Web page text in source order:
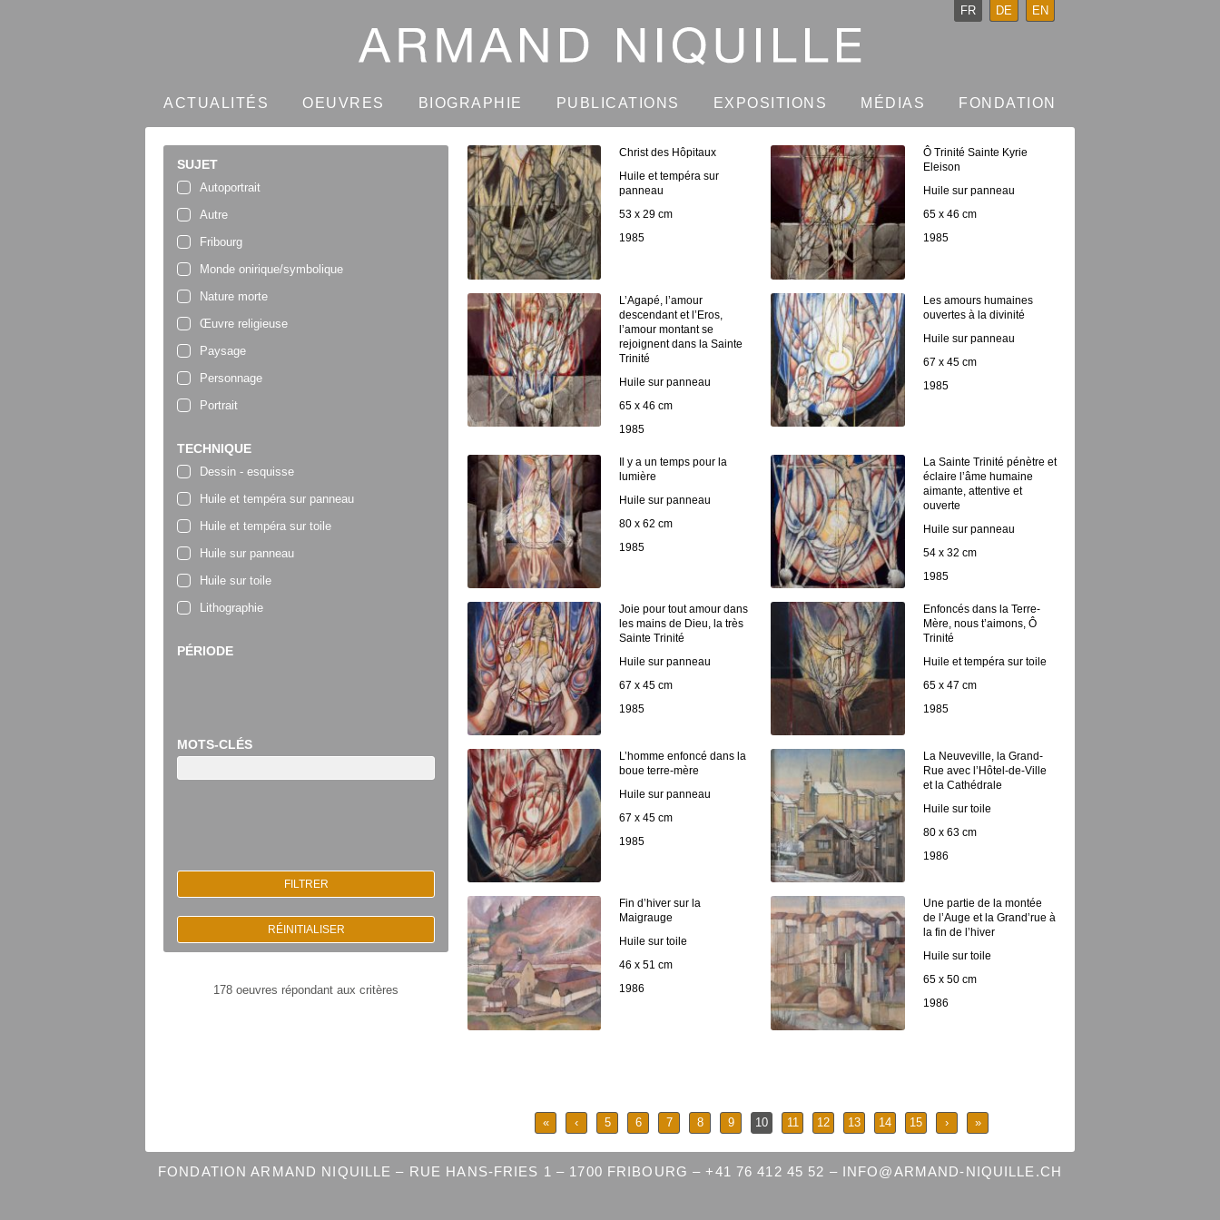
ACTUALITÉS OEUVRES BIOGRAPHIE PUBLICATIONS EXPOSITIONS MÉDIAS FONDATION
FR DE EN
SUJET
Autoportrait
Autre
Fribourg
Monde onirique/symbolique
Nature morte
Œuvre religieuse
Paysage
Personnage
Portrait
TECHNIQUE
Dessin - esquisse
Huile et tempéra sur panneau
Huile et tempéra sur toile
Huile sur panneau
Huile sur toile
Lithographie
PÉRIODE
MOTS-CLÉS
FILTRER
RÉINITIALISER
178 oeuvres répondant aux critères
Christ des Hôpitaux
Huile et tempéra sur
panneau
53 x 29 cm
1985
Ô Trinité Sainte Kyrie
Eleison
Huile sur panneau
65 x 46 cm
1985
L’Agapé, l’amour
descendant et l’Eros,
l’amour montant se
rejoignent dans la Sainte
Trinité
Huile sur panneau
65 x 46 cm
1985
Les amours humaines
ouvertes à la divinité
Huile sur panneau
67 x 45 cm
1985
Il y a un temps pour la
lumière
Huile sur panneau
80 x 62 cm
1985
La Sainte Trinité pénètre et
éclaire l’âme humaine
aimante, attentive et
ouverte
Huile sur panneau
54 x 32 cm
1985
Joie pour tout amour dans
les mains de Dieu, la très
Sainte Trinité
Huile sur panneau
67 x 45 cm
1985
Enfoncés dans la Terre-
Mère, nous t’aimons, Ô
Trinité
Huile et tempéra sur toile
65 x 47 cm
1985
L’homme enfoncé dans la
boue terre-mère
Huile sur panneau
67 x 45 cm
1985
La Neuveville, la Grand-
Rue avec l’Hôtel-de-Ville
et la Cathédrale
Huile sur toile
80 x 63 cm
1986
Fin d’hiver sur la
Maigrauge
Huile sur toile
46 x 51 cm
1986
Une partie de la montée
de l’Auge et la Grand’rue à
la fin de l’hiver
Huile sur toile
65 x 50 cm
1986
« ‹ 5 6 7 8 9 10 11 12 13 14 15 › »
FONDATION ARMAND NIQUILLE – RUE HANS-FRIES 1 – 1700 FRIBOURG – +41 76 412 45 52 – INFO@ARMAND-NIQUILLE.CH